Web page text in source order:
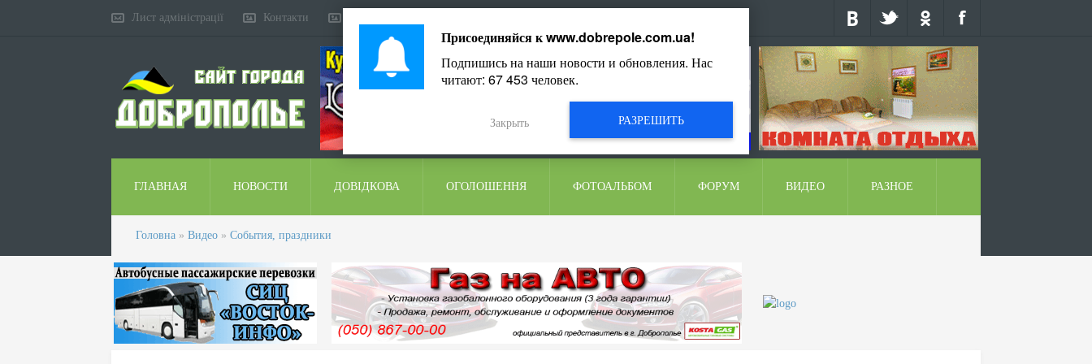
Лист адміністрації Контакти
ГЛАВНАЯ НОВОСТИ ДОВІДКОВА ОГОЛОШЕННЯ ФОТОАЛЬБОМ ФОРУМ ВИДЕО РАЗНОЕ
Головна » Видео » События, праздники
Присоединяйся кwww.dobrepole.com.ua!
Подпишись на наши новости и обновления. Нас
читают: 67 453 человек.
РАЗРЕШИТЬ
Закрыть